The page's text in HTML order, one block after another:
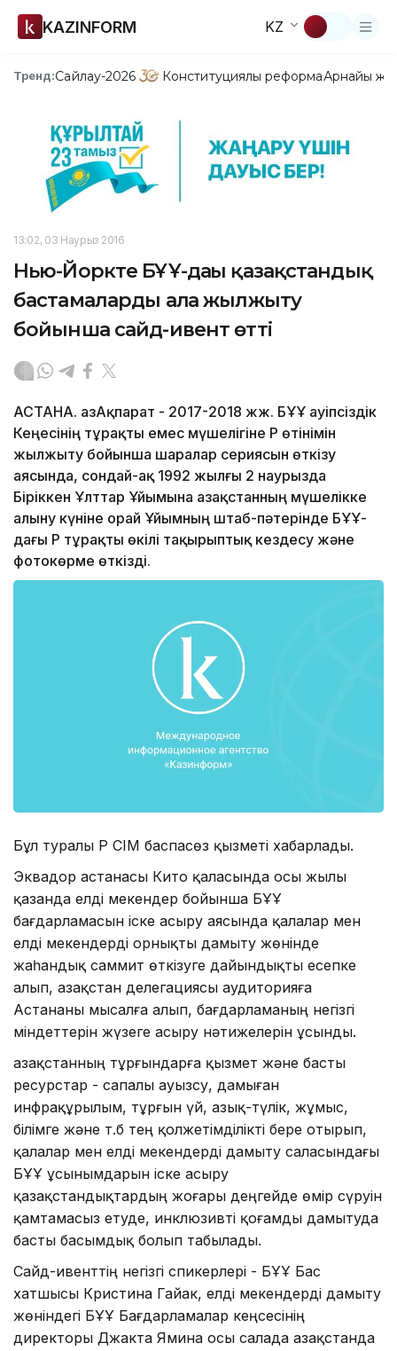
KAZINFORM KZ
Тренд:Сайлау-2026 Конституциялық реформаАрнайы
13:02, 03 Наурыз 2016
Нью-Йоркте БҰҰ-дағы қазақстандық
бастамаларды алға жылжыту
бойынша сайд-ивент өтті
АСТАНА. ҚазАқпарат - 2017-2018 жж. БҰҰ Қауіпсіздік
Кеңесінің тұрақты емес мүшелігіне ҚР өтінімін
жылжыту бойынша шаралар сериясын өткізу
аясында, сондай-ақ 1992 жылғы 2 наурызда
Біріккен Ұлттар Ұйымына Қазақстанның мүшелікке
алыну күніне орай Ұйымның штаб-пәтерінде БҰҰ-
дағы ҚР тұрақты өкілі тақырыптық кездесу және
фотокөрме өткізді.
Бұл туралы ҚР СІМ баспасөз қызметі хабарлады.
Эквадор астанасы Кито қаласында осы жылы
қазанда елді мекендер бойынша БҰҰ
бағдарламасын іске асыру аясында қалалар мен
елді мекендерді орнықты дамыту жөнінде
жаһандық саммит өткізуге дайындықты есепке
алып, Қазақстан делегациясы аудиторияға
Астананы мысалға алып, бағдарламаның негізгі
міндеттерін жүзеге асыру нәтижелерін ұсынды.
Қазақстанның тұрғындарға қызмет және басты
ресурстар - сапалы ауызсу, дамыған
инфрақұрылым, тұрғын үй, азық-түлік, жұмыс,
білімге және т.б тең қолжетімділікті бере отырып,
қалалар мен елді мекендерді дамыту саласындағы
БҰҰ ұсынымдарын іске асыру
қазақстандықтардың жоғары деңгейде өмір сүруін
қамтамасыз етуде, инклюзивті қоғамды дамытуда
басты басымдық болып табылады.
Сайд-ивенттің негізгі спикерлері - БҰҰ Бас
хатшысы Кристина Гайак, елді мекендерді дамыту
жөніндегі БҰҰ Бағдарламалар кеңсесінің
директоры Джакта Ямина осы салада Қазақстанда